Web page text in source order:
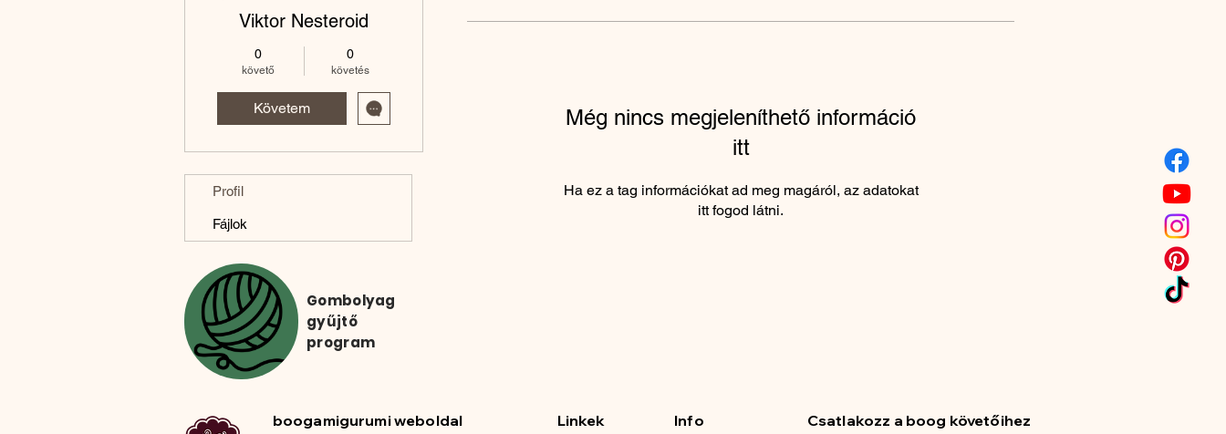
Még nincs megjeleníthető információ
itt
Ha ez a tag információkat ad meg magáról, az adatokat
itt fogod látni.
Viktor Nesteroid
0
követő
0
követés
Követem
Profil
Fájlok
Gombolyag
gyűjtő
program
boogamigurumi weboldal
Linkek Info
Csatlakozz a boog követőihez